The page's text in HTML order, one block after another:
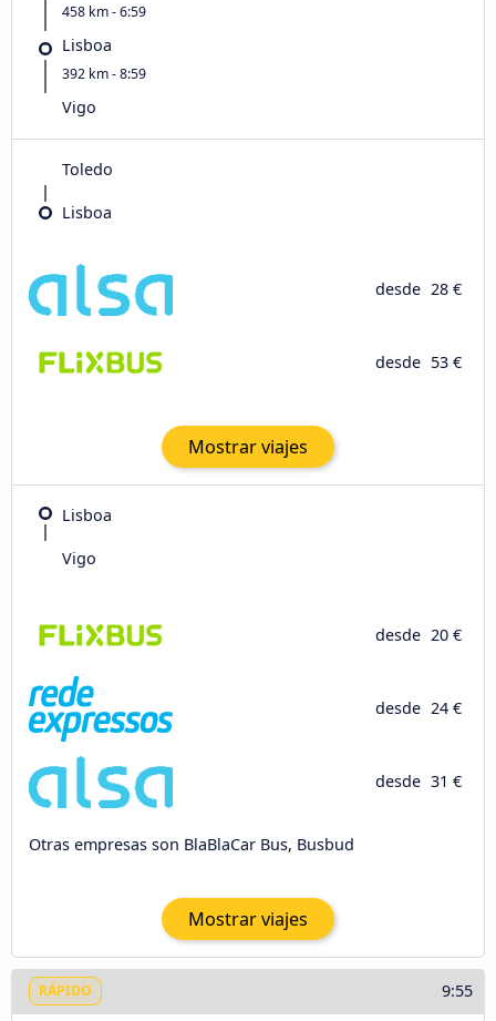
458 km - 6:59
Lisboa
392 km - 8:59
Vigo
Toledo
Lisboa
desde 28 €
desde 53 €
Mostrar viajes
Lisboa
Vigo
desde 20 €
desde 24 €
desde 31 €
Otras empresas son BlaBlaCar Bus, Busbud
Mostrar viajes
RÁPIDO 9:55